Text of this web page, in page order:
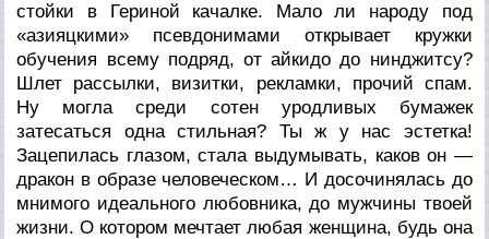
стойки в Гериной качалке. Мало ли народу под
«азияцкими» псевдонимами открывает кружки
обучения всему подряд, от айкидо до нинджитсу?
Шлет рассылки, визитки, рекламки, прочий спам.
Ну могла среди сотен уродливых бумажек
затесаться одна стильная? Ты ж у нас эстетка!
Зацепилась глазом, стала выдумывать, каков он —
дракон в образе человеческом… И досочинялась до
мнимого идеального любовника, до мужчины твоей
жизни. О котором мечтает любая женщина, будь она